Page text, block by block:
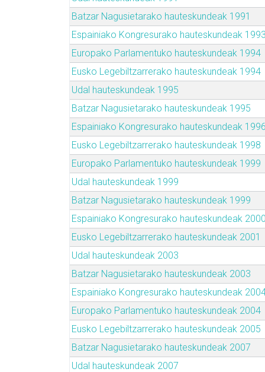
Batzar Nagusietarako hauteskundeak 1991
Espainiako Kongresurako hauteskundeak 1993
Europako Parlamentuko hauteskundeak 1994
Eusko Legebiltzarrerako hauteskundeak 1994
Udal hauteskundeak 1995
Batzar Nagusietarako hauteskundeak 1995
Espainiako Kongresurako hauteskundeak 1996
Eusko Legebiltzarrerako hauteskundeak 1998
Europako Parlamentuko hauteskundeak 1999
Udal hauteskundeak 1999
Batzar Nagusietarako hauteskundeak 1999
Espainiako Kongresurako hauteskundeak 2000
Eusko Legebiltzarrerako hauteskundeak 2001
Udal hauteskundeak 2003
Batzar Nagusietarako hauteskundeak 2003
Espainiako Kongresurako hauteskundeak
Europako Parlamentuko hauteskundeak 2004
Eusko Legebiltzarrerako hauteskundeak 2005
Batzar Nagusietarako hauteskundeak 2007
Udal hauteskundeak 2007